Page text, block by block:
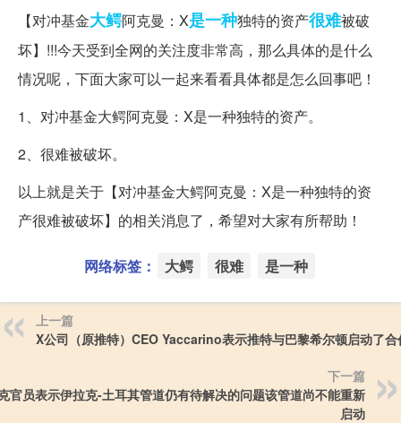
【对冲基金大鳄阿克曼：X是一种独特的资产很难被破
坏】!!!今天受到全网的关注度非常高，那么具体的是什么
情况呢，下面大家可以一起来看看具体都是怎么回事吧！
1、对冲基金大鳄阿克曼：X是一种独特的资产。
2、很难被破坏。
以上就是关于【对冲基金大鳄阿克曼：X是一种独特的资
产很难被破坏】的相关消息了，希望对大家有所帮助！
网络标签： 大鳄 很难 是一种
上一篇
X公司（原推特）CEO Yaccarino表示推特与巴黎希尔顿启动了合
下一篇
官员表示伊拉克-土耳其管道仍有待解决的问题该管道尚不能重新
启动